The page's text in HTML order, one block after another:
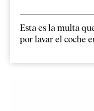
Esta es la multa
por lavar el coche